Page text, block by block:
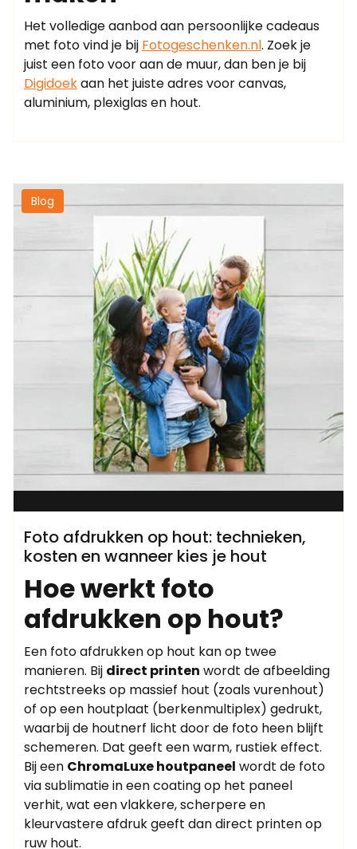
Het volledige aanbod aan persoonlijke cadeaus
met foto vind je bij Fotogeschenken.nl. Zoek je
juist een foto voor aan de muur, dan ben je bij
Digidoekaan het juiste adres voor canvas,
aluminium, plexiglas en hout.
Blog
Foto afdrukken op hout: technieken,
kosten en wanneer kies je hout
Hoe werkt foto
afdrukken op hout?
Een foto afdrukken op hout kan op twee
manieren. Bij direct printen wordt de afbeelding
rechtstreeks op massief hout (zoals vurenhout)
of op een houtplaat (berkenmultiplex) gedrukt,
waarbij de houtnerf licht door de foto heen blijft
schemeren. Dat geeft een warm, rustiek effect.
Bij een ChromaLuxe houtpaneel wordt de foto
via sublimatie in een coating op het paneel
verhit, wat een vlakkere, scherpere en
kleurvastere afdruk geeft dan direct printen op
ruw hout.